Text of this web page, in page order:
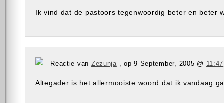
Ik vind dat de pastoors tegenwoordig beter en beter
Reactie van Zezunja , op 9 September, 2005 @ 11:47
Altegader is het allermooiste woord dat ik vandaag ga